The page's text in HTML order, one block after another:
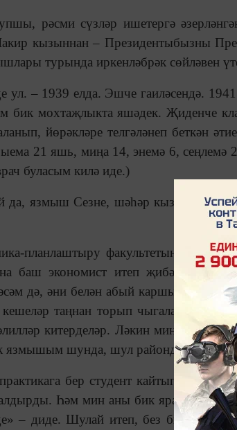
рәсми сүзләр ишетергә
кызыннан – Президентыбызны
турында иркенләбрәк сөйләвен
– 1939 елда. Эшче гаиләсендә.
бик мохтаҗлыкта яшәдек. Җиденче
йөрәкләре телгәләнеп беткән
21 яшь, миңа 14, энемә 6, сеңлемә
буласым килә иде.)
да, язмыш Сезне, шәһәр кызын,
планлаштыру факультетын
баш экономист итеп җибәрделәр.
дә, әни белән абый каршы
таңнан торып чыгалар,
китерделәр. Ләкин мин бик нык
язмышым шунда, шул районда
бер студент кайтып төште.
Һәм мин аны бик яраттым. Ул
– диде. Шулай итеп, без бик матур